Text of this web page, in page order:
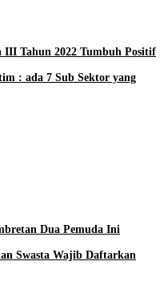
Tahun 2022 Tumbuh Positif
: ada 7 Sub Sektor yang
Dua Pemuda Ini
Swasta Wajib Daftarkan